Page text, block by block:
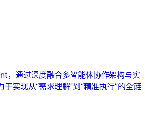
，通过深度融合多智能体协作架构与实
实现从“需求理解”到“精准执行”的全链